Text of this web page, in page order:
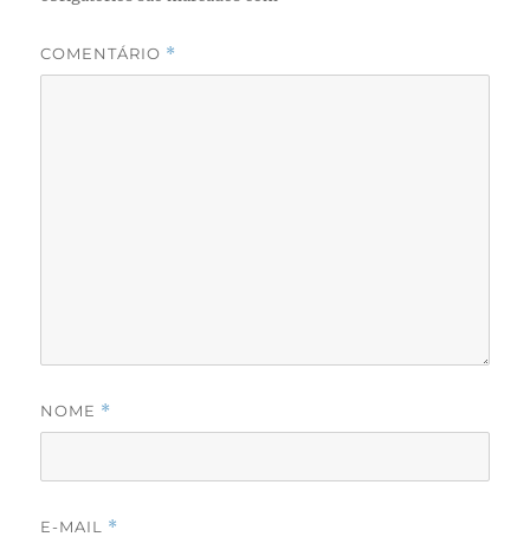
COMENTÁRIO *
NOME *
E-MAIL *